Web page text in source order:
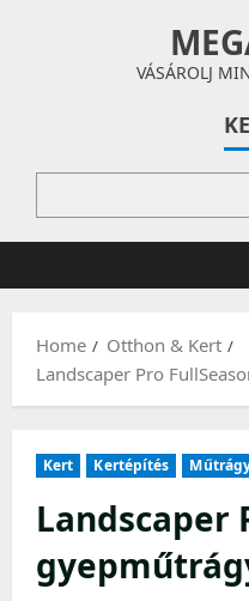
VÁSÁROLJ
Home
Otthon & Kert
Landscaper Pro
Kert Kertépítés
Landscaper